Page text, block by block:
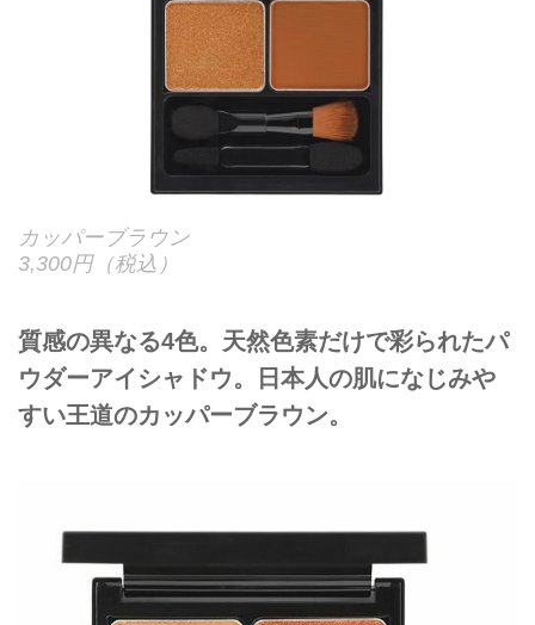
カッパーブラウン
3,300円（税込）
質感の異なる4色。天然色素だけで彩られたパ
ウダーアイシャドウ。日本人の肌になじみや
すい王道のカッパーブラウン。